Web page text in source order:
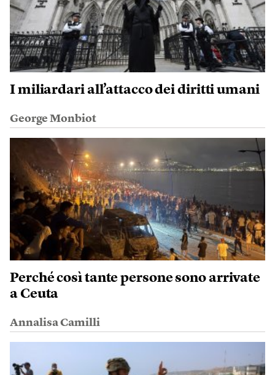
I miliardari all’attacco dei diritti umani
George Monbiot
Perché così tante persone sono arrivate
a Ceuta
Annalisa Camilli